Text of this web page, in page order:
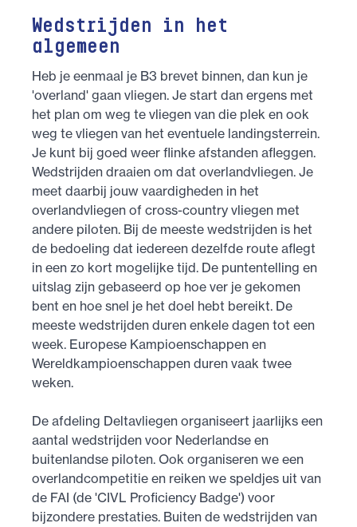
Wedstrijden in het
algemeen
Heb je eenmaal je B3 brevet binnen, dan kun je
'overland' gaan vliegen. Je start dan ergens met
het plan om weg te vliegen van die plek en ook
weg te vliegen van het eventuele landingsterrein.
Je kunt bij goed weer flinke afstanden afleggen.
Wedstrijden draaien om dat overlandvliegen. Je
meet daarbij jouw vaardigheden in het
overlandvliegen of cross-country vliegen met
andere piloten. Bij de meeste wedstrijden is het
de bedoeling dat iedereen dezelfde route aflegt
in een zo kort mogelijke tijd. De puntentelling en
uitslag zijn gebaseerd op hoe ver je gekomen
bent en hoe snel je het doel hebt bereikt. De
meeste wedstrijden duren enkele dagen tot een
week. Europese Kampioenschappen en
Wereldkampioenschappen duren vaak twee
weken.
De afdeling Deltavliegen organiseert jaarlijks een
aantal wedstrijden voor Nederlandse en
buitenlandse piloten. Ook organiseren we een
overlandcompetitie en reiken we speldjes uit van
de FAI (de 'CIVL Proficiency Badge') voor
bijzondere prestaties. Buiten de wedstrijden van